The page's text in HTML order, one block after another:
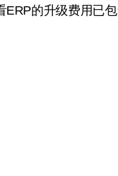
的升级费用已